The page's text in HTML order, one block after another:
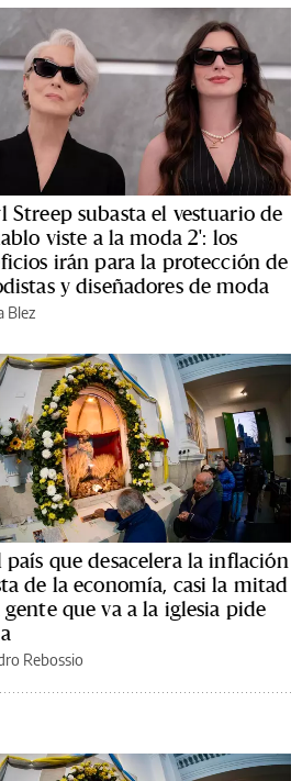
Streep subasta el vestuario de
viste a la moda 2': los
irán para la protección de
y diseñadores de moda
Blez
país que desacelera la inflación
de la economía, casi la mitad
que va a la iglesia pide
Rebossio